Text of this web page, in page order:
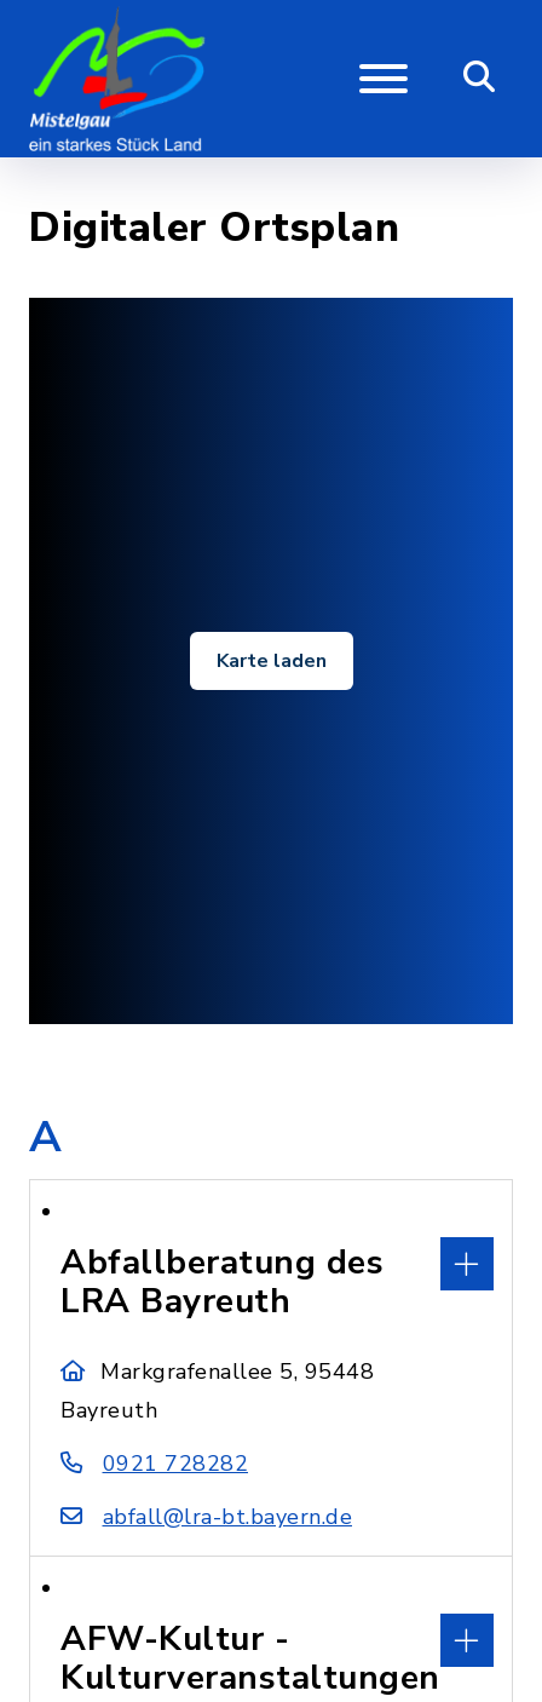
Digitaler Ortsplan
Karte laden
A
Abfallberatung des
LRA Bayreuth
Markgrafenallee 5, 95448
Bayreuth
0921 728282
abfall@lra-bt.bayern.de
AFW-Kultur -
Kulturveranstaltungen